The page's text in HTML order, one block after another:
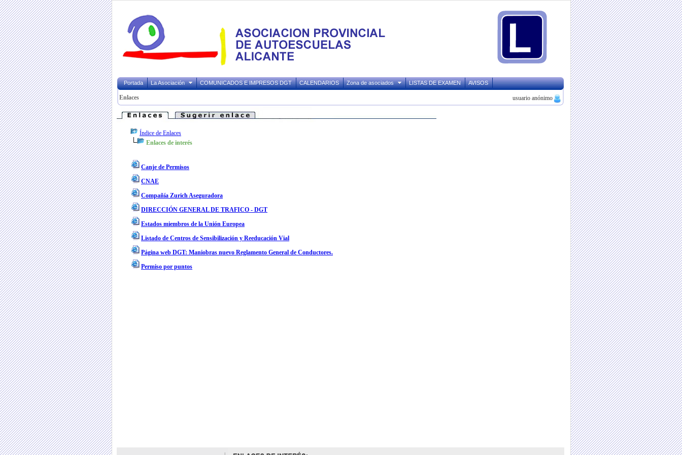
Portada La Asociación COMUNICADOS E IMPRESOS DGT CALENDARIOS Zona de asociados LISTAS DE EXAMEN AVISOS
Enlaces usuario anónimo
Índice de Enlaces
Enlaces de interés
Canje de Permisos
CNAE
Compañía Zurich Aseguradora
DIRECCIÓN GENERAL DE TRAFICO - DGT
Estados miembros de la Unión Europea
Listado de Centros de Sensibilización y Reeducación Vial
Página web DGT: Maniobras nuevo Reglamento General de Conductores.
Permiso por puntos